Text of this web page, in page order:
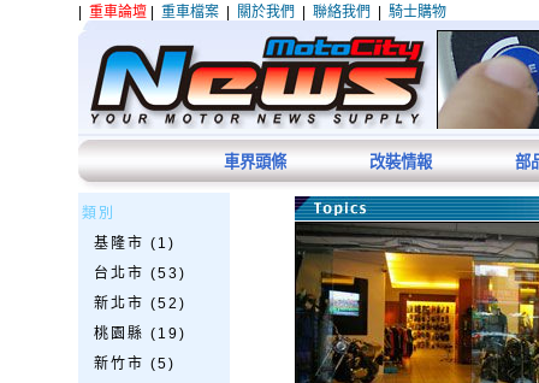
重車論壇 重車檔案 關於我們 聯絡我們 騎士購物
車界頭條 改裝情報 部
類別
基隆市 (1)
台北市 (53)
新北市 (52)
桃園縣 (19)
新竹市 (5)